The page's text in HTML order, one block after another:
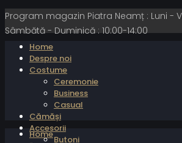
Program magazin Piatra Neamț : Luni -
Sâmbătă - Duminică : 10:00-14:00
Home
Despre noi
Costume
Ceremonie
Business
Casual
Cămăși
Accesorii
Butoni
Home